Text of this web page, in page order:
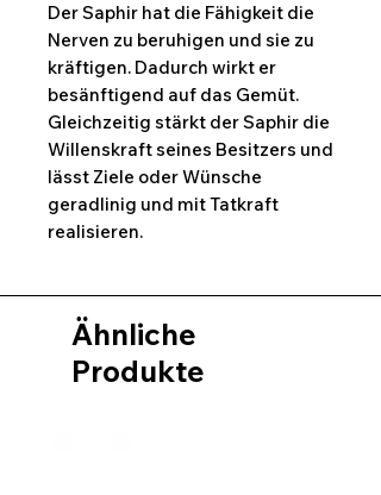
Der Saphir hat die Fähigkeit die
Nerven zu beruhigen und sie zu
kräftigen. Dadurch wirkt er
besänftigend auf das Gemüt.
Gleichzeitig stärkt der Saphir die
Willenskraft seines Besitzers und
lässt Ziele oder Wünsche
geradlinig und mit Tatkraft
realisieren.
Ähnliche
Produkte